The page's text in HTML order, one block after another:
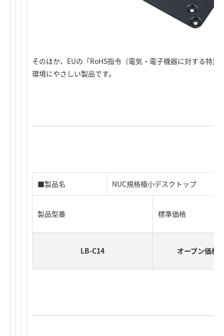
そのほか、EUの「RoHS指令（電気・電子機器に対する特
環境にやさしい製品です。
■製品名 NUC規格極小デスクトップ
製品型番 標準価格
LB-C14 オープン価格